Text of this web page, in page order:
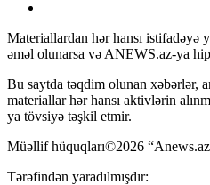
Materiallardan hər hansı istifadəyə
əməl olunarsa və ANEWS.az-ya
Bu saytda təqdim olunan xəbərlər,
materiallar hər hansı aktivlərin
ya tövsiyə təşkil etmir.
Müəllif hüquqları©2026
Tərəfindən yaradılmışdır: